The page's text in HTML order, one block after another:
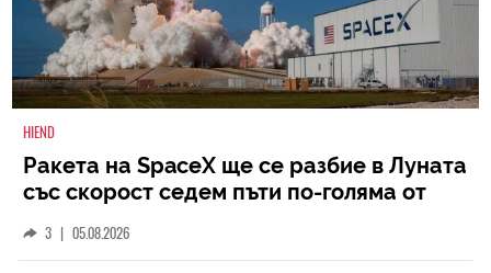
HIEND
Ракета на SpaceX ще се разбие в Луната
със скорост седем пъти по-голяма от
3 | 05.08.2026